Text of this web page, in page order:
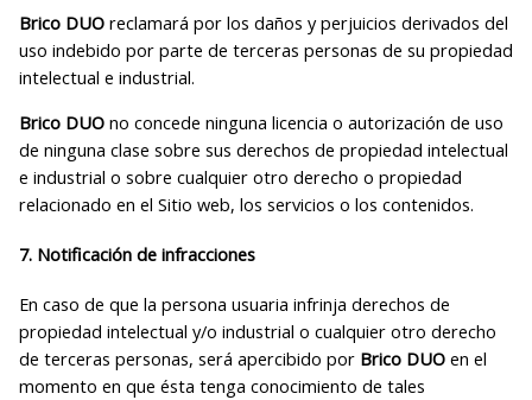
Brico DUOreclamará por los daños y perjuicios derivados del
uso indebido por parte de terceras personas de su propiedad
intelectual e industrial.
Brico DUOno concede ninguna licencia o autorización de uso
de ninguna clase sobre sus derechos de propiedad intelectual
e industrial o sobre cualquier otro derecho o propiedad
relacionado en el Sitio web, los servicios o los contenidos.
7. Notificación de infracciones
En caso de que la persona usuaria infrinja derechos de
propiedad intelectual y/o industrial o cualquier otro derecho
de terceras personas, será apercibido por Brico DUOen el
momento en que ésta tenga conocimiento de tales